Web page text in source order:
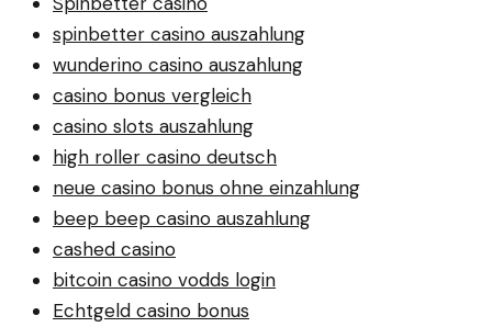
spinbetter casino auszahlung
wunderino casino auszahlung
casino bonus vergleich
casino slots auszahlung
high roller casino deutsch
neue casino bonus ohne einzahlung
beep beep casino auszahlung
cashed casino
bitcoin casino vodds login
Echtgeld casino bonus